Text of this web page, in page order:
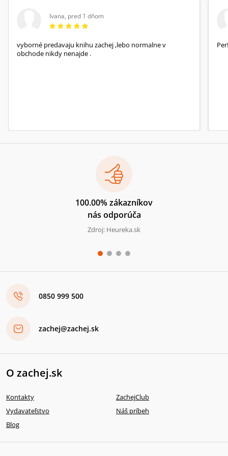
Ivana, pred 1 dňom
vyborné predavaju knihu zachej ,lebo normalne v
obchode nikdy nenajde .
100.00% zákazníkov
nás odporúča
Zdroj: Heureka.sk
0850 999 500
zachej@zachej.sk
O zachej.sk
Kontakty
ZachejClub
Vydavateľstvo
Náš príbeh
Blog